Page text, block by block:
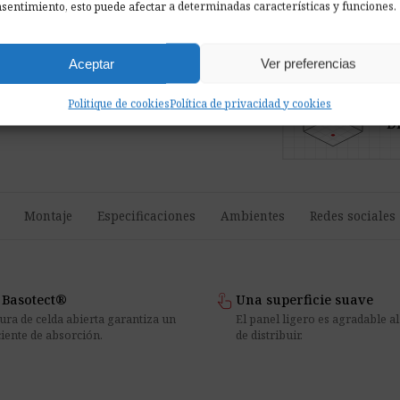
esto puede afectar a determinadas características y funciones.
Aceptar Ver preferencias
Politique de cookiesPolítica de privacidad y cookies
Pagos seguros
Montaje Especificaciones Ambientes Redes sociales
de celda abierta garantiza un
de absorción.
touch_app Una superficie suave
El panel ligero es agradable
de distribuir.